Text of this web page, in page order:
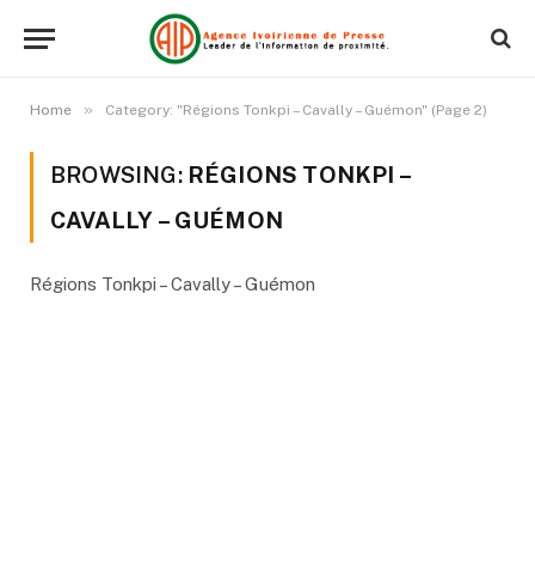
Home » Category: "Régions Tonkpi – Cavally – Guémon" (Page 2)
BROWSING: RÉGIONS TONKPI –
CAVALLY – GUÉMON
Régions Tonkpi – Cavally – Guémon